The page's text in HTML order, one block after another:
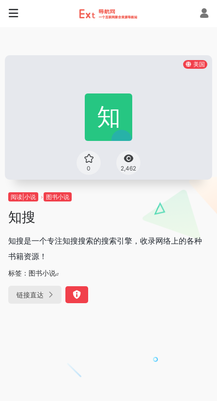
美国
0 2,462
阅读|小说 图书小说
知搜
知搜是一个专注知搜搜索的搜索引擎，收录网络上的各种
书籍资源！
标签： 图书小说
链接直达